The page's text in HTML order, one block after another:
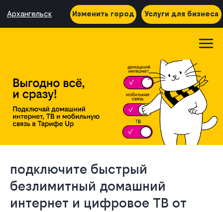
Архангельск Изменить город Услуги для бизнеса
подключите быстрый
безлимитный домашний
интернет и цифровое ТВ от